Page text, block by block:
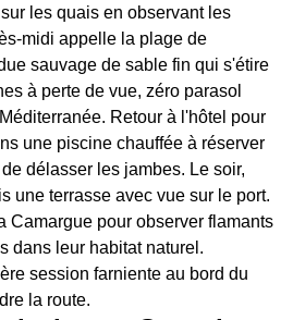
les quais en observant les
midi appelle la plage de
sauvage de sable fin qui s'étire
à perte de vue, zéro parasol
Retour à l'hôtel pour
une piscine chauffée à réserver
délasser les jambes. Le soir,
une terrasse avec vue sur le port.
Camargue pour observer flamants
dans leur habitat naturel.
session farniente au bord du
la route.